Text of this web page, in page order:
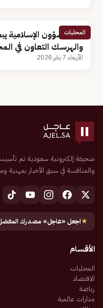
المحليات
وزير الشؤون الإسلامية
والهرسك التعاون في
الأربعاء 7 يناير 2026
والمنافسة في سبق الأخبار
★اجعل «عاجل» مصدرك
الأقسام
المحليات
الاقتصاد
رياضة
مدارات عالمية